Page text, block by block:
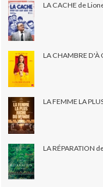
LA CACHE de
LA CHAMBRE D'À
LA FEMME LA
LA RÉPARATION